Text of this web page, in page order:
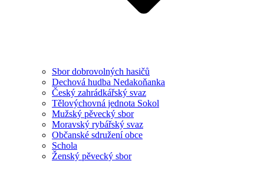
Sbor dobrovolných hasičů
Dechová hudba Nedakoňanka
Český zahrádkářský svaz
Tělovýchovná jednota Sokol
Mužský pěvecký sbor
Moravský rybářský svaz
Občanské sdružení obce
Schola
Ženský pěvecký sbor